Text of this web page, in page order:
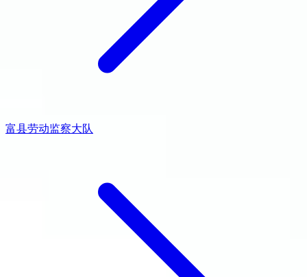
富县劳动监察大队